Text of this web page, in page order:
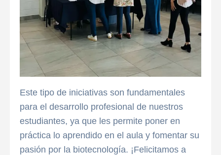
Este tipo de iniciativas son fundamentales
para el desarrollo profesional de nuestros
estudiantes, ya que les permite poner en
práctica lo aprendido en el aula y fomentar su
pasión por la biotecnología. ¡Felicitamos a